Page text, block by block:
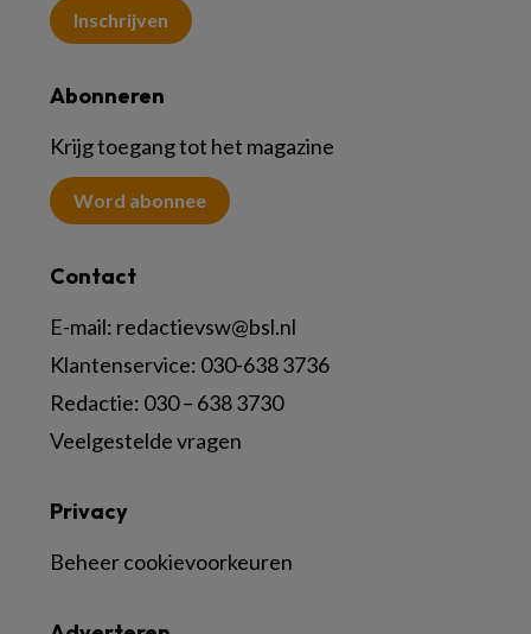
Inschrijven
Abonneren
Krijg toegang tot het magazine
Word abonnee
Contact
E-mail: redactievsw@bsl.nl
Klantenservice: 030-638 3736
Redactie: 030 – 638 3730
Veelgestelde vragen
Privacy
Beheer cookievoorkeuren